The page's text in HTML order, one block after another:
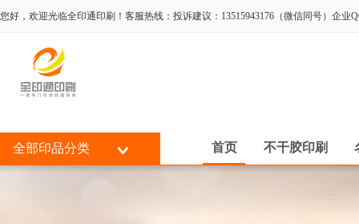
您好，欢迎光临全印通印刷！客服热线：投诉建议：13515943176（微信同号）企业
全部印品分类 首页 不干胶印刷